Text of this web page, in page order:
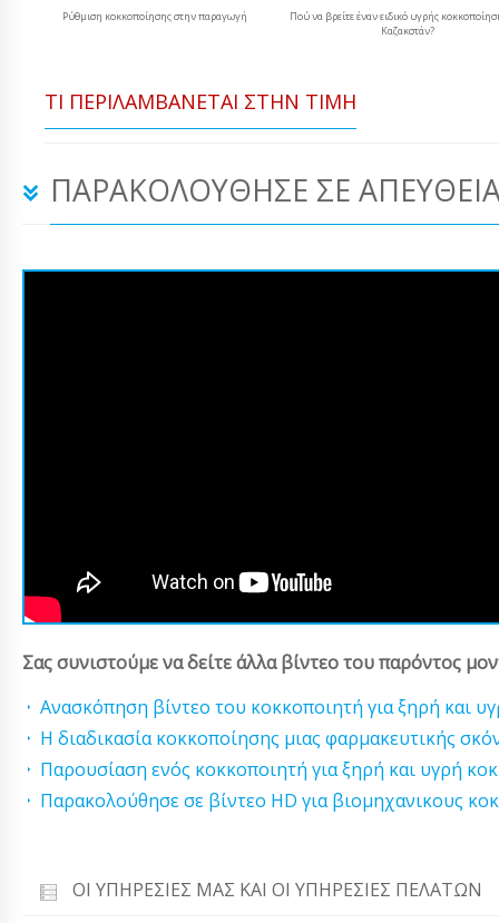
Ρύθμιση κοκκοποίησης στην παραγωγή
Πού να βρείτε έναν ειδικό υγρής
Καζακστάν?
ΤΙ ΠΕΡΙΛΑΜΒΆΝΕΤΑΙ ΣΤΗΝ ΤΙΜΉ
ΠΑΡΑΚΟΛΟΎΘΗΣΕ ΣΕ
Σας συνιστούμε να δείτε άλλα βίντεο του παρόντος
Ανασκόπηση βίντεο του κοκκοποιητή για ξηρή και
Η διαδικασία κοκκοποίησης μιας φαρμακευτικής
Παρουσίαση ενός κοκκοποιητή για ξηρή και υγρή
Παρακολούθησε σε βίντεο HD για βιομηχανικους
ΟΙ ΥΠΗΡΕΣΊΕΣ ΜΑΣ ΚΑΙ ΟΙ ΥΠΗΡΕΣΊΕΣ ΠΕΛΑΤΏΝ